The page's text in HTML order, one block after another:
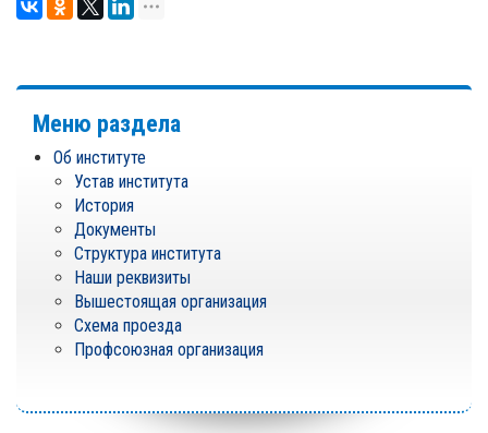
Меню раздела
Об институте
Устав института
История
Документы
Структура института
Наши реквизиты
Вышестоящая организация
Схема проезда
Профсоюзная организация